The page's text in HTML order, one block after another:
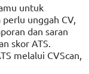
untuk
unggah CV,
dan saran
skor ATS.
melalui CVScan,